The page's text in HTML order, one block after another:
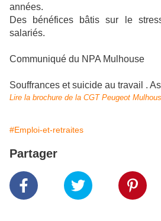
années.
Des bénéfices bâtis sur le
salariés.
Communiqué du NPA Mulhouse
Souffrances et suicide au travail .
Lire la brochure de la CGT Peugeot
#Emploi-et-retraites
Partager